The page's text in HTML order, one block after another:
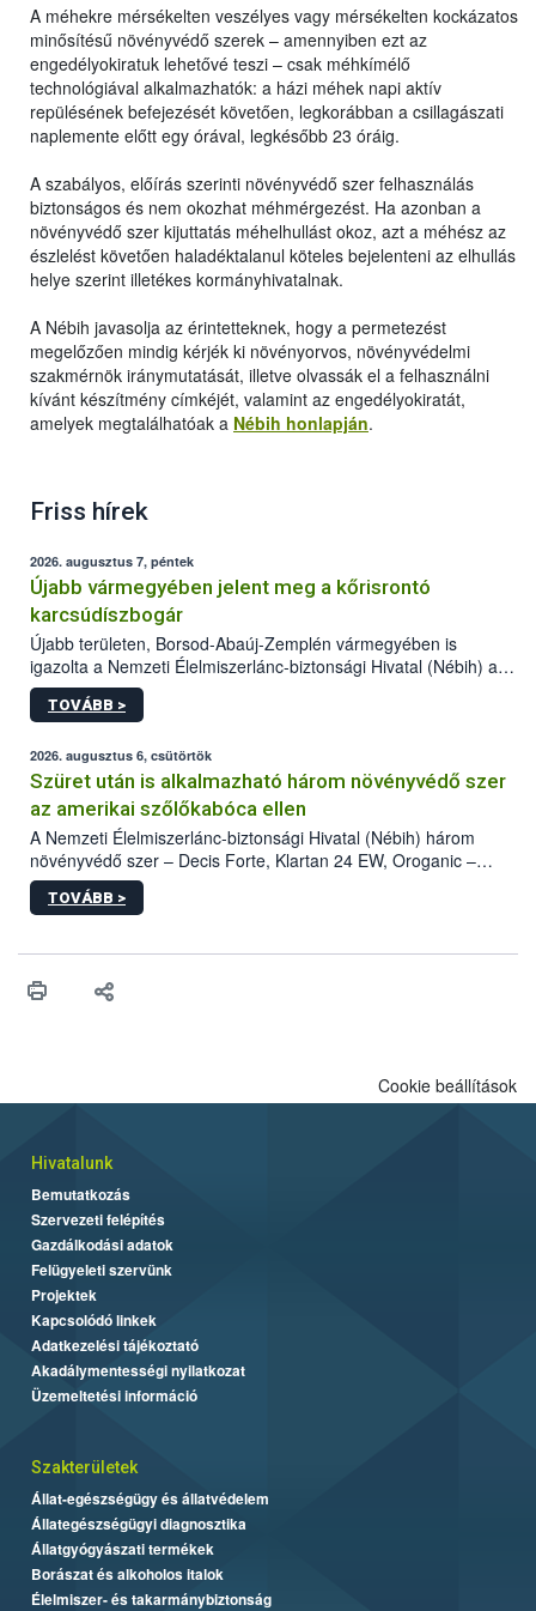
A méhekre mérsékelten veszélyes vagy mérsékelten kockázatos
minősítésű növényvédő szerek – amennyiben ezt az
engedélyokiratuk lehetővé teszi – csak méhkímélő
technológiával alkalmazhatók: a házi méhek napi aktív
repülésének befejezését követően, legkorábban a csillagászati
naplemente előtt egy órával, legkésőbb 23 óráig.
A szabályos, előírás szerinti növényvédő szer felhasználás
biztonságos és nem okozhat méhmérgezést. Ha azonban a
növényvédő szer kijuttatás méhelhullást okoz, azt a méhész az
észlelést követően haladéktalanul köteles bejelenteni az elhullás
helye szerint illetékes kormányhivatalnak.
A Nébih javasolja az érintetteknek, hogy a permetezést
megelőzően mindig kérjék ki növényorvos, növényvédelmi
szakmérnök iránymutatását, illetve olvassák el a felhasználni
kívánt készítmény címkéjét, valamint az engedélyokiratát,
amelyek megtalálhatóak a Nébih honlapján.
Friss hírek
2026. augusztus 7, péntek
Újabb vármegyében jelent meg a kőrisrontó
karcsúdíszbogár
Újabb területen, Borsod-Abaúj-Zemplén vármegyében is
igazolta a Nemzeti Élelmiszerlánc-biztonsági Hivatal (Nébih) a
kőrisrontó karcsúdíszbogár (Agrilus planipennis) jelenlétét. A
kártevőt nem csak színcsapdában találták meg, de már fertőzött
az intenzív felderítést, emellett az intézkedéseket a szlovák
hatósággal is összehangolják a terjedés megállítása érdekében.
TOVÁBB >
2026. augusztus 6, csütörtök
Szüret után is alkalmazható három növényvédő szer
az amerikai szőlőkabóca ellen
A Nemzeti Élelmiszerlánc-biztonsági Hivatal (Nébih) három
növényvédő szer – Decis Forte, Klartan 24 EW, Oroganic –
engedélyokiratát módosította, így azok a szüretet követően,
egészen a vesszőérettség (BBCH 91) stádiumáig
érésű szőlőkben is legyen lehetőség a károsító elleni további
felhasználók számára is elérhető és ökológiai termesztésben is
TOVÁBB >
Cookie beállítások
Hivatalunk
Bemutatkozás
Szervezeti felépítés
Gazdálkodási adatok
Felügyeleti szervünk
Projektek
Kapcsolódó linkek
Adatkezelési tájékoztató
Akadálymentességi nyilatkozat
Üzemeltetési információ
Szakterületek
Állat-egészségügy és állatvédelem
Állategészségügyi diagnosztika
Állatgyógyászati termékek
Borászat és alkoholos italok
Élelmiszer- és takarmánybiztonság